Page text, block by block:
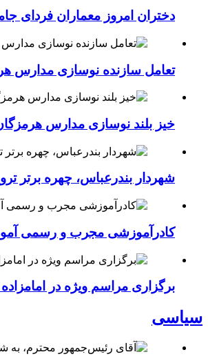
دختران امروز معماران فردای
تعامل سازنده نوسازی مدارس
خیز بلند نوسازی مدارس هرمزگان برای استقبال از مهر؛۴۵۴
شهردار بندرعباس، چهره برتر
کادرآموزشی مجرب و رسمی
برگزاری مراسم ویژه در
سیاسی